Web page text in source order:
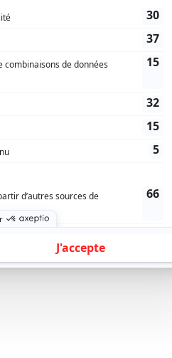
pour donner